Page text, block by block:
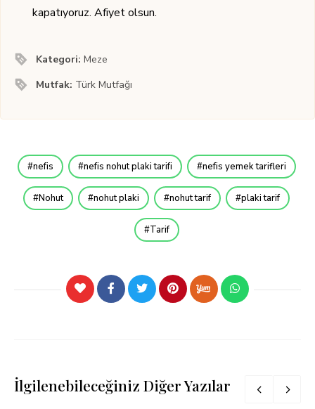
kapatıyoruz. Afiyet olsun.
Kategori:Meze
Mutfak: Türk Mutfağı
nefis nefis nohut plaki tarifi nefis yemek tarifleri
Nohut nohut plaki nohut tarif plaki tarif
Tarif
İlgilenebileceğiniz Diğer Yazılar